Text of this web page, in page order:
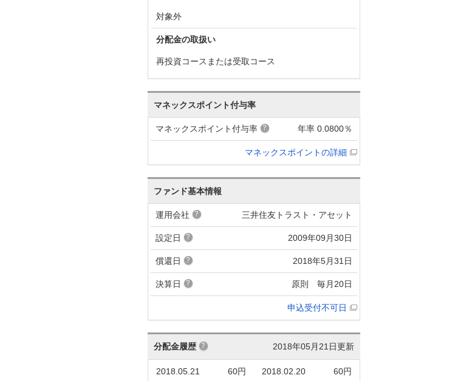
対象外
分配金の取扱い
再投資コースまたは受取コース
マネックスポイント付与率
マネックスポイント付与率 年率 0.0800％
マネックスポイントの詳細
ファンド基本情報
運用会社 三井住友トラスト・アセット
設定日 2009年09月30日
償還日 2018年5月31日
決算日 原則 毎月20日
申込受付不可日
2018年05月21日更新
分配金履歴
2018.05.21 60円 2018.02.20 60円